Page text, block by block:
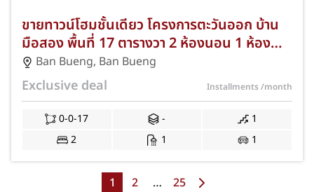
ขายทาวน์โฮมชั้นเดียว โครงการตะวันออก บ้าน
มือสอง พื้นที่ 17 ตารางวา 2 ห้องนอน 1 ห้องน้ำ
จอดรถได้ 1 คัน ตำบลบ้านบึง อำเภอบ้านบึง
จังหวัดชลบุรี ทำเลทองใจกลางเมืองใกล้โลตัส
และบิ๊กซีบ้านบึง ฟรีโอนจดจำนอง กู้ได้เต็ม JS-
Ban Bueng, Ban Bueng
Exclusive deal Installments/month
0-0-17 -
1
2
1 1
1 2 … 25